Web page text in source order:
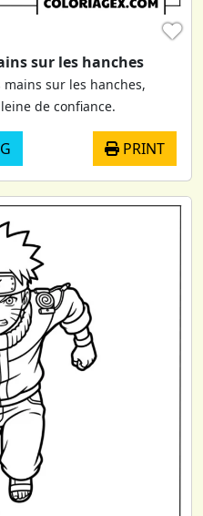
♥
sur les hanches
sur les hanches,
de confiance.
PRINT